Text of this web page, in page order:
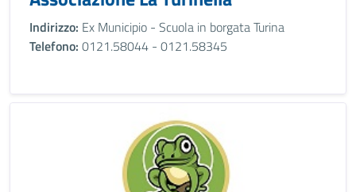
Indirizzo: Ex Municipio - Scuola in borgata Turina
Telefono: 0121.58044 - 0121.58345